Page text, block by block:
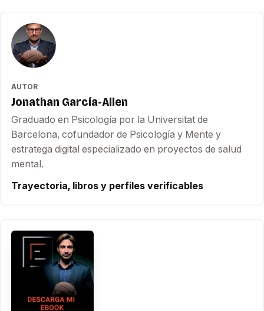
AUTOR
Jonathan García-Allen
Graduado en Psicología por la Universitat de
Barcelona, cofundador de Psicología y Mente y
estratega digital especializado en proyectos de salud
mental.
Trayectoria, libros y perfiles verificables